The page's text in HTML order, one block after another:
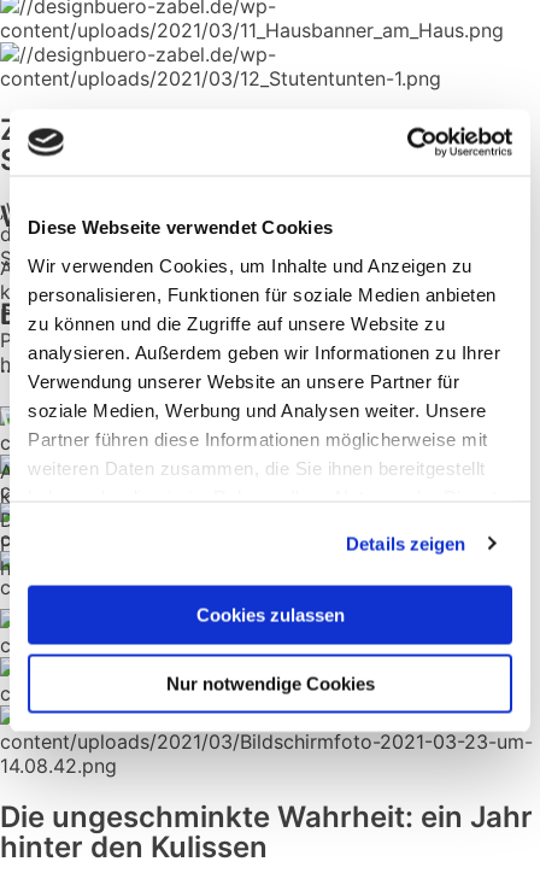
Diese Webseite verwendet Cookies
Wir verwenden Cookies, um Inhalte und Anzeigen zu
personalisieren, Funktionen für soziale Medien anbieten
zu können und die Zugriffe auf unsere Website zu
analysieren. Außerdem geben wir Informationen zu Ihrer
Verwendung unserer Website an unsere Partner für
soziale Medien, Werbung und Analysen weiter. Unsere
Partner führen diese Informationen möglicherweise mit
weiteren Daten zusammen, die Sie ihnen bereitgestellt
Details zeigen
Cookies zulassen
Nur notwendige Cookies
Zum Anbeißen:
Stuten Tunten und „Ganze Kerle“
„Wer Stutenkerle mag, wird die Stuten Tunten lieben“,
dachten wir uns – und richtig: Die gingen weg wie warme
Semmeln!
Begeisternde Gastspiele:
... gaben „Ganze Kerle“ u. a. Mannsbilder
Webdesign für den schönen Schein
Auch für den Revue Palast sind wir mit dem
kommunikativen Gesamtauftritt betraut worden: vom
Design für den Webauftritt über die Speisekarte bis zum
Plakat für den großen Auftritt des Ensembles in der
historischen Essener Lichtburg.
Webdesign für den schönen Schein
Auch für den Revue Palast sind wir mit dem
kommunikativen Gesamtauftritt betraut worden: vom
Design für den Webauftritt über die Speisekarte bis zum
Plakat für den großen Auftritt des Ensembles in der
historischen Essener Lichtburg.
Die ungeschminkte Wahrheit: ein Jahr
hinter den Kulissen